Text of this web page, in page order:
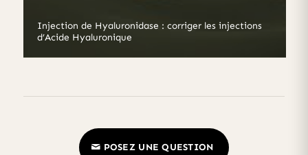
Injection de Hyaluronidase : corriger les injections
d’Acide Hyaluronique
POSEZ UNE QUESTION